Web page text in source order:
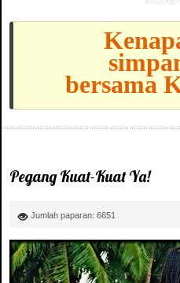
bersama
Pegang Kuat-Kuat Ya!
Jumlah paparan: 6651